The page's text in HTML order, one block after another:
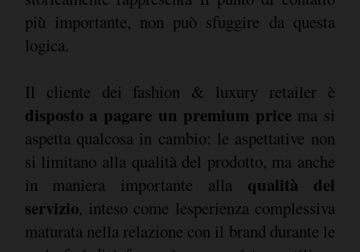
più importante, non può sfuggire da questa
logica.
Il cliente dei fashion & luxury retailer è
disposto a pagare un premium price ma si
aspetta qualcosa in cambio: le aspettative non
si limitano alla qualità del prodotto, ma anche
in maniera importante alla qualità del
servizio, inteso come lesperienza complessiva
maturata nella relazione con il brand durante le